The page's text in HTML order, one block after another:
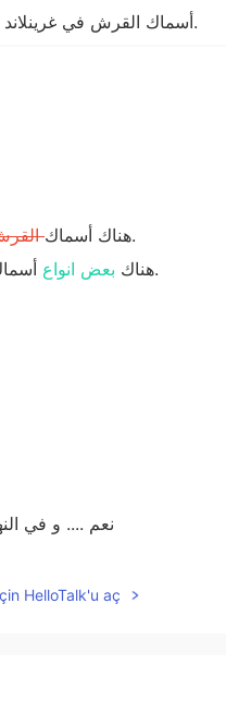
أسماك القرش فيالحيوانات الفقارية.
‎هناك أسماكالتي يمكن أن تعيش لمدة تصل إلى 500 سنة.
‎هناك بعض انواع أسماك التي يمكن أن تعيش لمدة تصل إلى 500 سنة.
نعم .... و في
HelloTalk'u aç